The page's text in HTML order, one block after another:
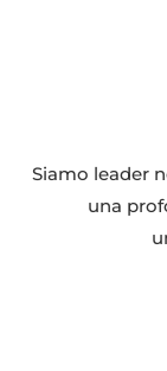
Siamo leader
una